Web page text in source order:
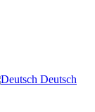
Deutsch